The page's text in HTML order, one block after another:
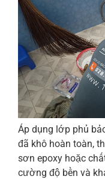
Áp dụng lớp phủ
đã khô hoàn toàn,
sơn epoxy hoặc
cường độ bền và